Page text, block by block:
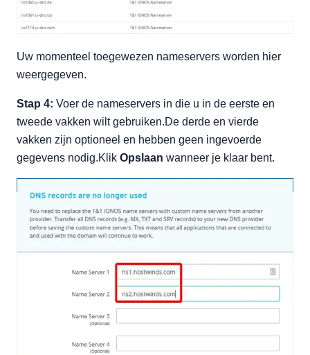
Uw momenteel toegewezen nameservers worden hier
weergegeven.
Stap 4: Voer de nameservers in die u in de eerste en
tweede vakken wilt gebruiken.De derde en vierde
vakken zijn optioneel en hebben geen ingevoerde
gegevens nodig.Klik Opslaan wanneer je klaar bent.